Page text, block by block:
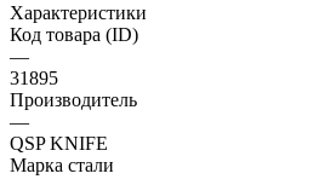
Характеристики
Код товара (ID)
—
31895
Производитель
—
QSP KNIFE
Марка стали